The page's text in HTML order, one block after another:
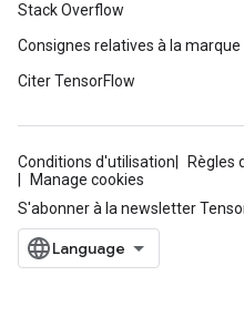
Stack Overflow
Consignes relatives à la marque
Citer TensorFlow
Conditions d'utilisation
Règles
Manage cookies
S'abonner à la newsletter